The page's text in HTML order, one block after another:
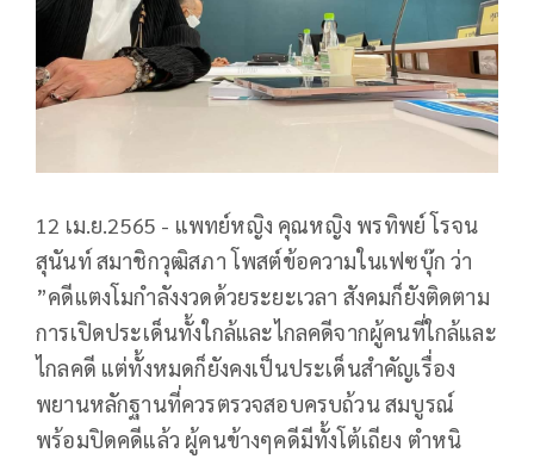
12 เม.ย.2565 -​ แพทย์หญิง คุณหญิง พรทิพย์ โรจน
สุนันท์ สมาชิกวุฒิสภา โพสต์ข้อความในเฟซบุ๊ก ว่า ​
”คดีแตงโมกำลังงวดด้วยระยะเวลา สังคมก็ยังติดตาม
การเปิดประเด็นทั้งใกล้และไกลคดีจากผู้คนที่ใกล้และ
ไกลคดี แต่ทั้งหมดก็ยังคงเป็นประเด็นสำคัญเรื่อง
พยานหลักฐานที่ควรตรวจสอบครบถ้วน สมบูรณ์
พร้อมปิดคดีแล้ว ผู้คนข้างๆคดีมีทั้งโต้เถียง ตำหนิ